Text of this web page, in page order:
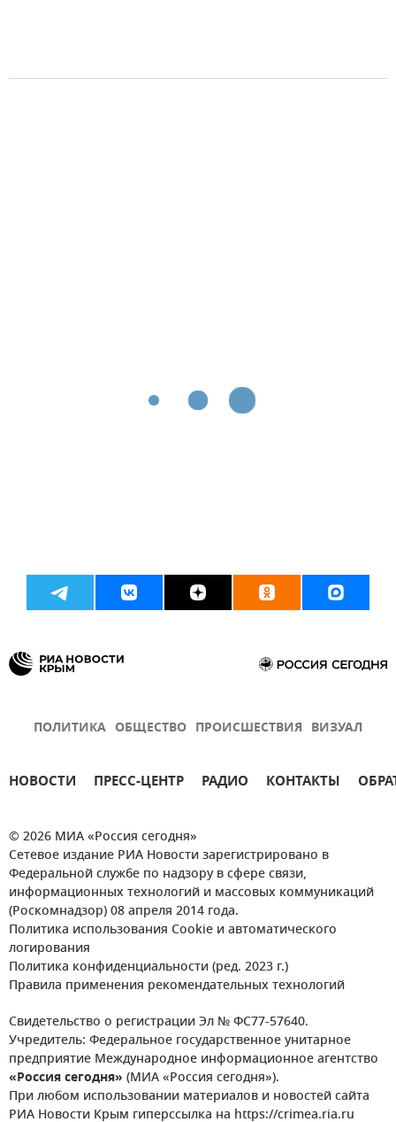
ПОЛИТИКА ОБЩЕСТВО ПРОИСШЕСТВИЯ ВИЗУАЛ
НОВОСТИ ПРЕСС-ЦЕНТР РАДИО КОНТАКТЫ
© 2026 МИА «Россия сегодня»
Сетевое издание РИА Новости зарегистрировано в
Федеральной службе по надзору в сфере связи,
информационных технологий и массовых коммуникаций
(Роскомнадзор) 08 апреля 2014 года.
Политика использования Cookie и автоматического
логирования
Политика конфиденциальности (ред. 2023 г.)
Правила применения рекомендательных технологий
Свидетельство о регистрации Эл № ФС77-57640.
Учредитель: Федеральное государственное унитарное
предприятие Международное информационное агентство
«Россия сегодня» (МИА «Россия сегодня»).
При любом использовании материалов и новостей сайта
РИА Новости Крым гиперссылка на https://crimea.ria.ru